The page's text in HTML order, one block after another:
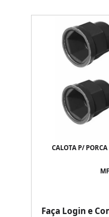
CALOTA P/
Faça Login e